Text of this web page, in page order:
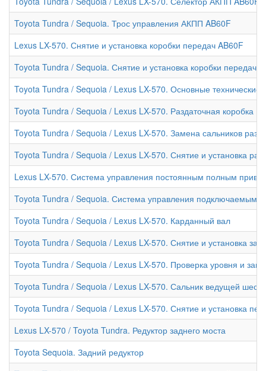
Toyota Tundra / Sequoia. Трос управления АКПП AB60F
Lexus LX-570. Снятие и установка коробки передач AB60F
Toyota Tundra / Sequoia. Снятие и установка коробки передач
Toyota Tundra / Sequoia / Lexus LX-570. Основные
Toyota Tundra / Sequoia / Lexus LX-570. Раздаточная коробка
Toyota Tundra / Sequoia / Lexus LX-570. Замена сальников
Toyota Tundra / Sequoia / Lexus LX-570. Снятие и установка
Lexus LX-570. Система управления постоянным полным
Toyota Tundra / Sequoia. Система управления подключаемым
Toyota Tundra / Sequoia / Lexus LX-570. Карданный вал
Toyota Tundra / Sequoia / Lexus LX-570. Снятие и установка
Toyota Tundra / Sequoia / Lexus LX-570. Проверка уровня и
Toyota Tundra / Sequoia / Lexus LX-570. Сальник ведущей
Toyota Tundra / Sequoia / Lexus LX-570. Снятие и установка
Lexus LX-570 / Toyota Tundra. Редуктор заднего моста
Toyota Sequoia. Задний редуктор